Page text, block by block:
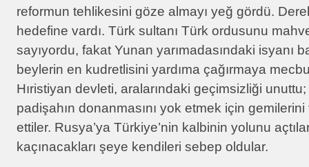
reformun tehlikesini göze almayı yeğ gördü.
hedefine vardı. Türk sultanı Türk ordusunu
sayıyordu, fakat Yunan yarımadasındaki isyanı
beylerin en kudretlisini yardıma çağırmaya
Hıristiyan devleti, aralarındaki geçimsizliği
padişahın donanmasını yok etmek için
ettiler. Rusya’ya Türkiye’nin kalbinin yolunu
kaçınacakları şeye kendileri sebep oldular.